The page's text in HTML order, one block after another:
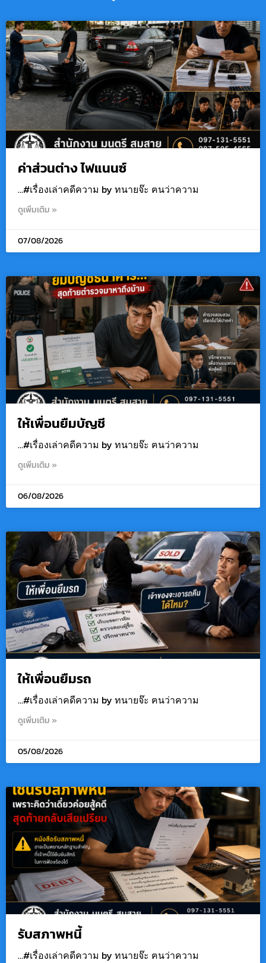
ค่าส่วนต่าง ไฟแนนซ์
…#เรื่องเล่าคดีความ by ทนายจ๊ะ ฅนว่าความ
ดูเพิ่มเติม »
07/08/2026
ให้เพื่อนยืมบัญชี
…#เรื่องเล่าคดีความ by ทนายจ๊ะ ฅนว่าความ
ดูเพิ่มเติม »
06/08/2026
ให้เพื่อนยืมรถ
…#เรื่องเล่าคดีความ by ทนายจ๊ะ ฅนว่าความ
ดูเพิ่มเติม »
05/08/2026
รับสภาพหนี้
…#เรื่องเล่าคดีความ by ทนายจ๊ะ ฅนว่าความ